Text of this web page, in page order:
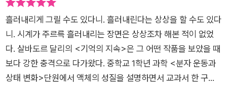
보였을지 몰라도 통상적인 1318세대들에게 읽기를 권할 정도로
좋은 소설은 아닌 것이다.『시간을 파는 상점』의 장점은 '시간'을
소재로 한다는 점이다. 거대 담론이자 가장 까다로운 소재인 시간
개념과 시간의 중요성, 상대성을 어떻게든 이야기에 녹여내려 한
노력이 엿보이는 작품이었다. 시간은 금이라는 말과 함께 시간이
모든 것을 해결해 주지는 않는다는 말, 때론 시간에 발목 잡혀 아
흘러내리게 그릴 수도 있다니. 흘러내린다는 상상을 할 수도 있다
니. 시계가 주르륵 흘러내리는 장면은 상상조차 해본 적이 없었
다. 살바도르 달리의 <기억의 지속>은 그 어떤 작품을 보았을 때
보다 강한 충격으로 다가왔다. 중학교 1학년 과학 <분자 운동과
상태 변화>단원에서 액체의 성질을 설명하면서 교과서 한 구석